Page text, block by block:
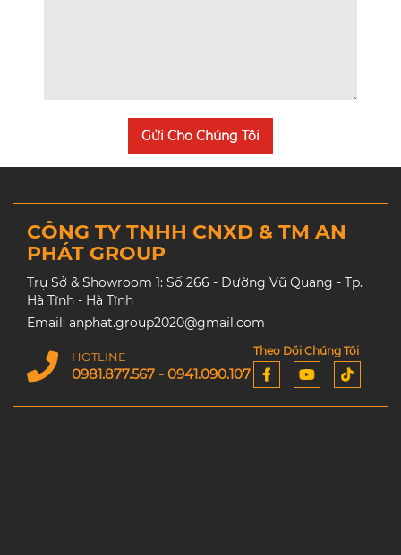
Gửi Cho Chúng Tôi
CÔNG TY TNHH CNXD & TM AN
PHÁT GROUP
Trụ Sở & Showroom 1: Số 266 - Đường Vũ Quang - Tp.
Hà Tĩnh - Hà Tĩnh
Email: anphat.group2020@gmail.com
HOTLINE
0981.877.567 - 0941.090.107
Theo Dõi Chúng Tôi